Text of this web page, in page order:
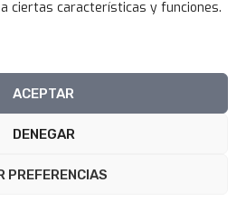
ciertas características y funciones.
ACEPTAR
DENEGAR
PREFERENCIAS
100xciento Perú